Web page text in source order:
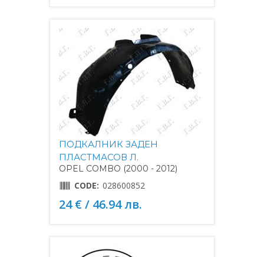
ПОДКАЛНИК ЗАДЕН
ПЛАСТМАСОВ Л.
OPEL COMBO (2000 - 2012)
CODE: 028600852
24 € / 46.94 лв.